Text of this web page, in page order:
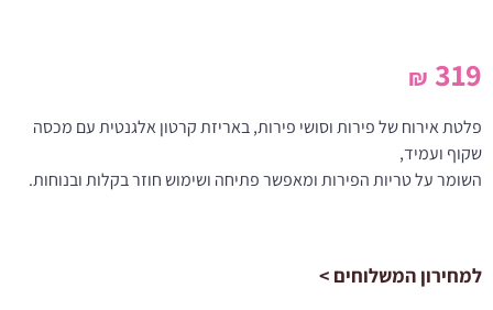
319
₪
פלטת אירוח של פירות וסושי פירות, באריזת קרטון אלגנטית עם מכסה
שקוף ועמיד,
השומר על טריות הפירות ומאפשר פתיחה ושימוש חוזר בקלות ובנוחות.
למחירון המשלוחים >